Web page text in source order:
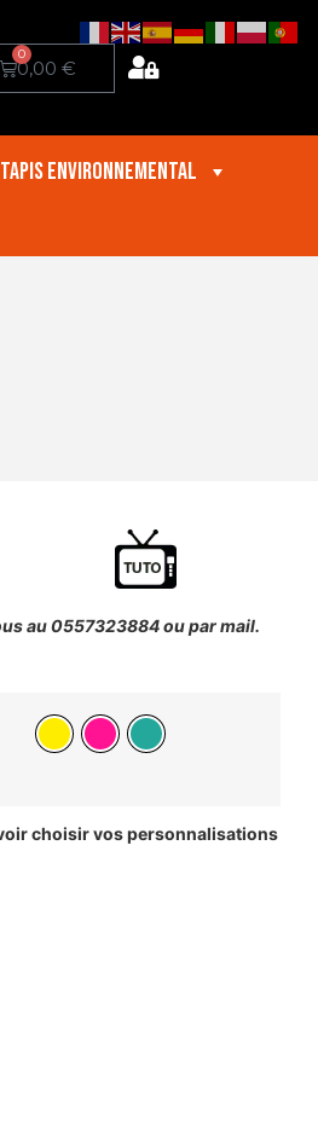
0,00 €
0
Tapis Environnemental
au 0557323884 ou par mail.
choisir vos personnalisations